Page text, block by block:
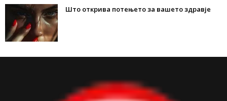
Што открива потењето за вашето здравје